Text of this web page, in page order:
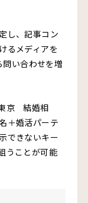
し、記事コン
るメディアを
い合わせを増
京 結婚相
＋婚活パーテ
できないキー
うことが可能